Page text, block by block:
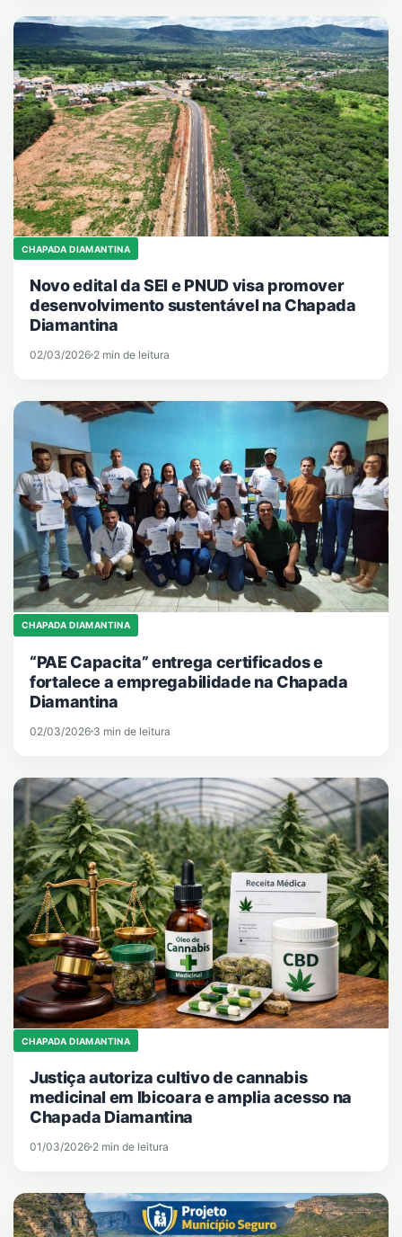
CHAPADA DIAMANTINA
Novo edital da SEI e PNUD visa promover
desenvolvimento sustentável na Chapada
Diamantina
02/03/2026 2 min de leitura
CHAPADA DIAMANTINA
“PAE Capacita” entrega certificados e
fortalece a empregabilidade na Chapada
Diamantina
02/03/2026 3 min de leitura
CHAPADA DIAMANTINA
Justiça autoriza cultivo de cannabis
medicinal em Ibicoara e amplia acesso na
Chapada Diamantina
01/03/2026 2 min de leitura